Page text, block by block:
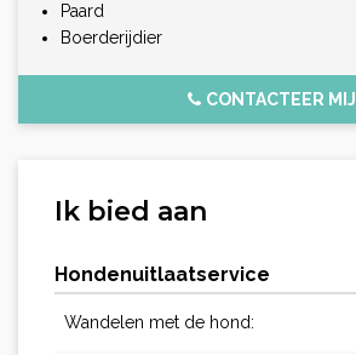
Paard
Boerderijdier
CONTACTEER MIJ
Ik bied aan
Hondenuitlaatservice
Wandelen met de hond: